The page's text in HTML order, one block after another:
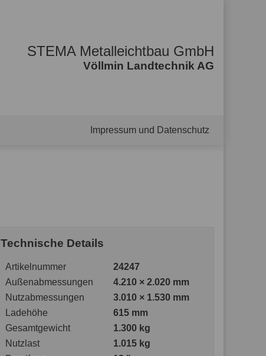
STEMA Metalleichtbau GmbH
Völlmin Landtechnik AG
Impressum und Datenschutz
Technische Details
Artikelnummer
24247
Außenabmessungen
4.210 × 2.020 mm
Nutzabmessungen
3.010 × 1.530 mm
Ladehöhe
615 mm
Gesamtgewicht
1.300 kg
Nutzlast
1.015 kg